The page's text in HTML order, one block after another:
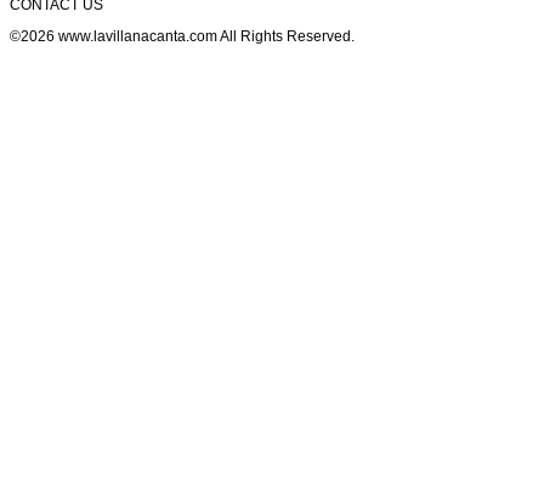
CONTACT US
©2026 www.lavillanacanta.com All Rights Reserved.